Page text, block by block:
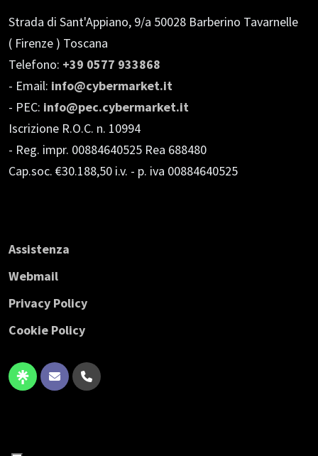
Strada di Sant'Appiano, 9/a 50028 Barberino Tavarnelle
( Firenze ) Toscana
Telefono: +39 0577 933868
- Email: info@cybermarket.it
- PEC: info@pec.cybermarket.it
Iscrizione R.O.C. n. 10994
- Reg. impr. 00884640525 Rea 688480
Cap.soc. €30.188,50 i.v. - p. iva 00884640525
Assistenza
Webmail
Privacy Policy
Cookie Policy